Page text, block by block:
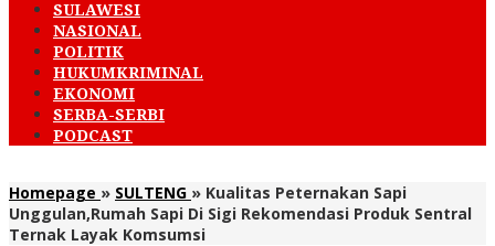
SULAWESI
NASIONAL
POLITIK
HUKUMKRIMINAL
EKONOMI
SERBA-SERBI
PODCAST
Homepage » SULTENG » Kualitas Peternakan Sapi
Unggulan,Rumah Sapi Di Sigi Rekomendasi Produk Sentral
Ternak Layak Komsumsi